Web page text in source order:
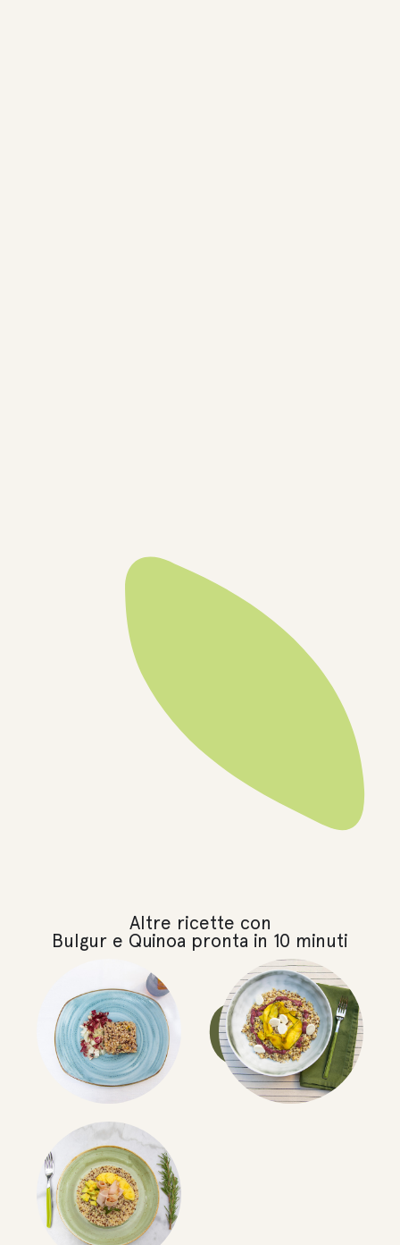
Altre ricette con
Bulgur e Quinoa pronta in 10 minuti